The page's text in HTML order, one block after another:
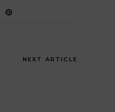
NEXT ARTICLE